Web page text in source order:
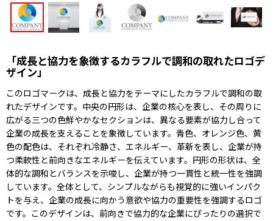
「成長と協力を象徴するカラフルで調和の取れたロゴデ
ザイン」
このロゴマークは、成長と協力をテーマにしたカラフルで調和の取
れたデザインです。中央の円形は、企業の核心を表し、その周りに
広がる三つの色鮮やかなセクションは、異なる要素が協力し合って
企業の成長を支えることを象徴しています。青色、オレンジ色、黄
色の配色は、それぞれ冷静さ、エネルギー、革新を表し、企業が持
つ柔軟性と前向きなエネルギーを伝えています。円形の形状は、全
体的な調和とバランスを示唆し、企業が持つ一貫性と統一性を強調
しています。全体として、シンプルながらも視覚的に強いインパク
トを与え、企業の成長に向かう意欲や協力の重要性を強調するロゴ
です。このデザインは、前向きで協力的な企業にぴったりの選択で